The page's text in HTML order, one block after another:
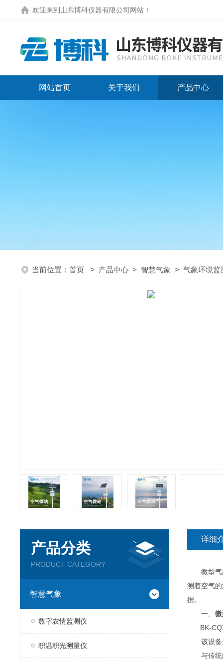
欢迎来到 山东博科仪器有限公司网站 ！
网站首页 关于我们 产品中心
当前位置： 首页 > 产品中心 > 智慧气象 > 气象环境监
产品分类
PRODUCT CATEGORY
智慧气象
数字农情监测仪
积温积光测量仪
详细
微型气象
测着空气
据。
一、
BK-
该设备免
与传统